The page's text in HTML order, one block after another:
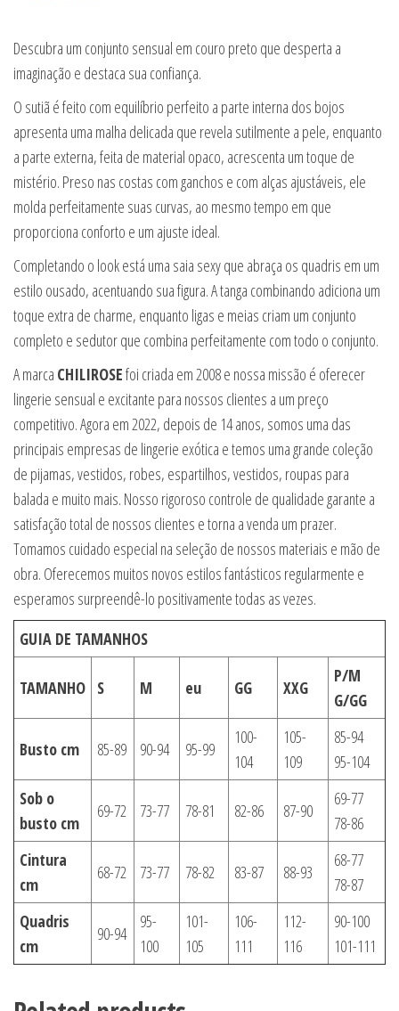
Descubra um conjunto sensual em couro preto que desperta a
imaginação e destaca sua confiança.
O sutiã é feito com equilíbrio perfeito a parte interna dos bojos
apresenta uma malha delicada que revela sutilmente a pele, enquanto
a parte externa, feita de material opaco, acrescenta um toque de
mistério. Preso nas costas com ganchos e com alças ajustáveis, ele
molda perfeitamente suas curvas, ao mesmo tempo em que
proporciona conforto e um ajuste ideal.
Completando o look está uma saia sexy que abraça os quadris em um
estilo ousado, acentuando sua figura. A tanga combinando adiciona um
toque extra de charme, enquanto ligas e meias criam um conjunto
completo e sedutor que combina perfeitamente com todo o conjunto.
A marca CHILIROSEfoi criada em 2008 e nossa missão é oferecer
lingerie sensual e excitante para nossos clientes a um preço
competitivo. Agora em 2022, depois de 14 anos, somos uma das
principais empresas de lingerie exótica e temos uma grande coleção
de pijamas, vestidos, robes, espartilhos, vestidos, roupas para
balada e muito mais. Nosso rigoroso controle de qualidade garante a
satisfação total de nossos clientes e torna a venda um prazer.
Tomamos cuidado especial na seleção de nossos materiais e mão de
obra. Oferecemos muitos novos estilos fantásticos regularmente e
esperamos surpreendê-lo positivamente todas as vezes.
GUIA DE TAMANHOS
TAMANHO S M eu GG XXG
P/M
G/GG
Busto cm 85-89 90-94 95-99
100-
104
105-
109
85-94
95-104
Sob o
busto cm
69-72 73-77 78-81 82-86 87-90
69-77
78-86
Cintura
cm
68-72 73-77 78-82 83-87 88-93
68-77
78-87
Quadris
cm
90-94
95-
100
101-
105
106-
111
112-
116
90-100
101-111